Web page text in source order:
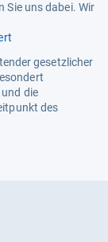
Sie uns dabei. Wir
gesetzlicher
die
des